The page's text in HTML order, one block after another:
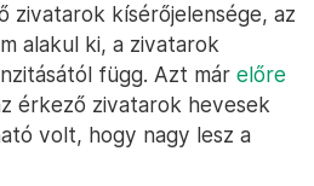
zivatarok kísérőjelensége, az
alakul ki, a zivatarok
függ. Azt már előre
érkező zivatarok hevesek
volt, hogy nagy lesz a